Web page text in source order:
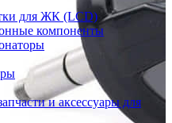
для ЖК (LCD)
компоненты
и аксессуары для